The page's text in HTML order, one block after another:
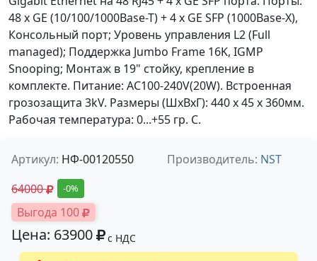
48 x GE (10/100/1000Base-T) + 4 x GE SFP (1000Base-X),
Консольный порт; Уровень управления L2 (Full
managed); Поддержка Jumbo Frame 16K, IGMP
Snooping; Монтаж в 19" стойку, крепление в
комплекте. Питание: AC100-240V(20W). Встроенная
грозозащита 3kV. Размеры (ШхВхГ): 440 x 45 x 360мм.
Рабочая температура: 0...+55 гр. С.
Артикул: НФ-00120550 Производитель: NST
64000
-0%
Выгода 100
Цена: 63900 с НДС